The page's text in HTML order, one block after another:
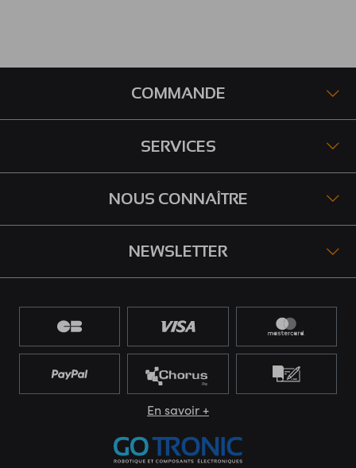
COMMANDE
SERVICES
NOUS CONNAÎTRE
NEWSLETTER
En savoir +